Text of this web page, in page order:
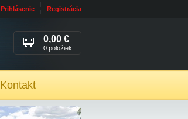
Prihlásenie Registrácia
Kontakt
0,00 €
0 položiek